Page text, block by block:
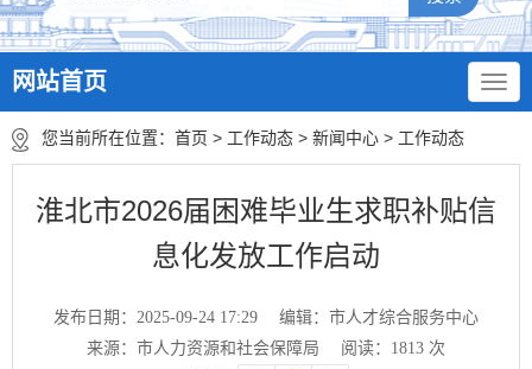
网站首页
您当前所在位置： 首页 > 工作动态 > 新闻中心 > 工作动态
淮北市2026届困难毕业生求职补贴信
息化发放工作启动
发布日期：2025-09-24 17:29
编辑：市人才综合服务中心
来源：市人力资源和社会保障局
阅读： 1813 次